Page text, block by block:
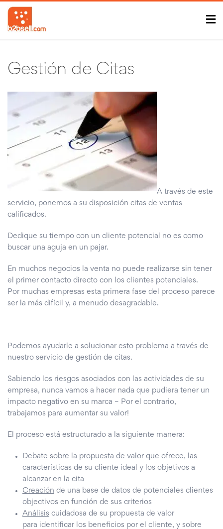
Gestión de Citas
A través de este
servicio, ponemos a su disposición citas de ventas
calificados.
Dedique su tiempo con un cliente potencial no es como
buscar una aguja en un pajar.
En muchos negocios la venta no puede realizarse sin tener
el primer contacto directo con los clientes potenciales.
Por muchas empresas esta primera fase del proceso parece
ser la más difícil y, a menudo desagradable.
Podemos ayudarle a solucionar esto problema a través de
nuestro servicio de gestión de citas.
Sabiendo los riesgos asociados con las actividades de su
empresa, nunca vamos a hacer nada que pudiera tener un
impacto negativo en su marca – Por el contrario,
trabajamos para aumentar su valor!
El proceso está estructurado a la siguiente manera:
Debate sobre la propuesta de valor que ofrece, las
características de su cliente ideal y los objetivos a
alcanzar en la cita
Creación de una base de datos de potenciales clientes
objectivos en función de sus criterios
Análisis cuidadosa de su propuesta de valor
para identificar los beneficios por el cliente, y sobre